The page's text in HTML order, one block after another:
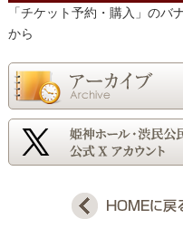
「チケット予約・購入」のバ
から